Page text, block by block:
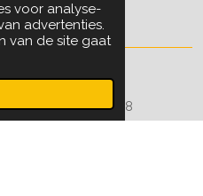
voor analyse-
advertenties.
van de site gaat